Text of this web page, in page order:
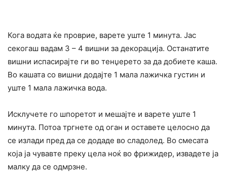
Кога водата ќе проврие, варете уште 1 минута. Јас
секогаш вадам 3 – 4 вишни за декорација. Останатите
вишни испасирајте ги во тенџерето за да добиете каша.
Во кашата со вишни додајте 1 мала лажичка густин и
уште 1 мала лажичка вода.
Исклучете го шпоретот и мешајте и варете уште 1
минута. Потоа тргнете од оган и оставете целосно да
се излади пред да се додаде во сладолед. Во смесата
која ја чувавте преку цела ноќ во фрижидер, извадете ја
малку да се одмрзне.